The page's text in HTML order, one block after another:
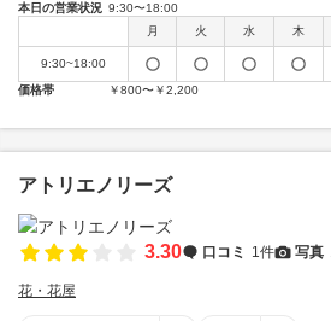
本日の営業状況 9:30〜18:00
月
火 水 木
9:30~18:00
価格帯
￥800〜￥2,200
アトリエノリーズ
3.30 口コミ 1件 写真
花・花屋